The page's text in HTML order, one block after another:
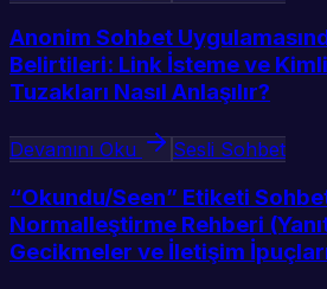
Anonim Sohbet
Belirtileri: Link İsteme ve
Tuzakları Nasıl Anlaşılır?
Devamını Oku Sesli Sohbet
“Okundu/Seen” Etiketi
Normalleştirme Rehberi (Yanıt
Gecikmeler ve İletişim